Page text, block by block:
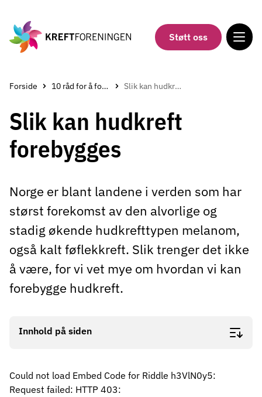
hovedinnholdet
Støtt oss
Forside 10 råd for å forebygge kreft Slik kan hudkreft forebygges
Slik kan hudkreft
forebygges
Norge er blant landene i verden som har
størst forekomst av den alvorlige og
stadig økende hudkrefttypen melanom,
også kalt føflekkreft. Slik trenger det ikke
å være, for vi vet mye om hvordan vi kan
forebygge hudkreft.
Innhold på siden
Could not load Embed Code for Riddle h3VlN0y5:
Request failed: HTTP 403: